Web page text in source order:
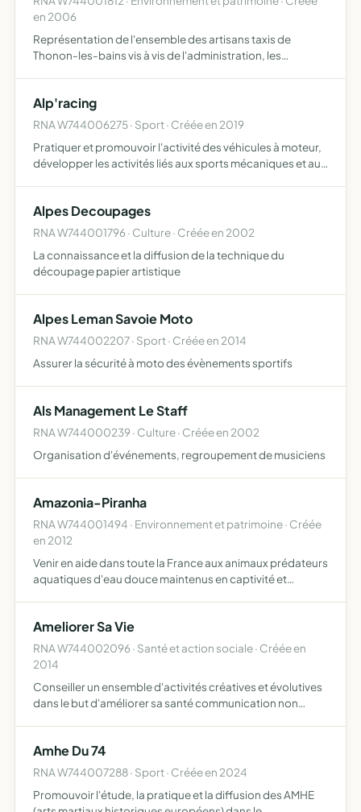
en 2006
Représentation de l'ensemble des artisans taxis de
Thonon-les-bains vis à vis de l'administration, les
Alp'racing
RNA W744006275 · Sport · Créée en 2019
Pratiquer et promouvoir l'activité des véhicules à moteur,
développer les activités liés aux sports mécaniques et au
Alpes Decoupages
RNA W744001796 · Culture · Créée en 2002
La connaissance et la diffusion de la technique du
découpage papier artistique
Alpes Leman Savoie Moto
RNA W744002207 · Sport · Créée en 2014
Assurer la sécurité à moto des évènements sportifs
Als Management Le Staff
RNA W744000239 · Culture · Créée en 2002
Organisation d'événements, regroupement de musiciens
Amazonia-Piranha
RNA W744001494 · Environnement et patrimoine · Créée
en 2012
Venir en aide dans toute la France aux animaux prédateurs
aquatiques d'eau douce maintenus en captivité et
Ameliorer Sa Vie
RNA W744002096 · Santé et action sociale · Créée en
2014
Conseiller un ensemble d'activités créatives et évolutives
dans le but d'améliorer sa santé communication non
Amhe Du 74
RNA W744007288 · Sport · Créée en 2024
Promouvoir l'étude, la pratique et la diffusion des AMHE